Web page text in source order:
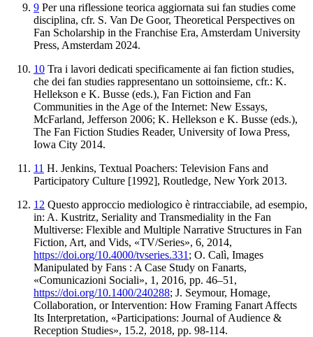
9 Per una riflessione teorica aggiornata sui fan studies come
disciplina, cfr. S. Van De Goor, Theoretical Perspectives on
Fan Scholarship in the Franchise Era, Amsterdam University
Press, Amsterdam 2024.
10 Tra i lavori dedicati specificamente ai fan fiction studies,
che dei fan studies rappresentano un sottoinsieme, cfr.: K.
Hellekson e K. Busse (eds.), Fan Fiction and Fan
Communities in the Age of the Internet: New Essays,
McFarland, Jefferson 2006; K. Hellekson e K. Busse (eds.),
The Fan Fiction Studies Reader, University of Iowa Press,
Iowa City 2014.
11 H. Jenkins, Textual Poachers: Television Fans and
Participatory Culture [1992], Routledge, New York 2013.
12 Questo approccio mediologico è rintracciabile, ad esempio,
in: A. Kustritz, Seriality and Transmediality in the Fan
Multiverse: Flexible and Multiple Narrative Structures in Fan
Fiction, Art, and Vids, «TV/Series», 6, 2014,
https://doi.org/10.4000/tvseries.331 ; O. Calì, Images
Manipulated by Fans : A Case Study on Fanarts,
«Comunicazioni Sociali», 1, 2016, pp. 46–51,
https://doi.org/10.1400/240288; J. Seymour, Homage,
Collaboration, or Intervention: How Framing Fanart Affects
Its Interpretation, «Participations: Journal of Audience &
Reception Studies», 15.2, 2018, pp. 98-114.